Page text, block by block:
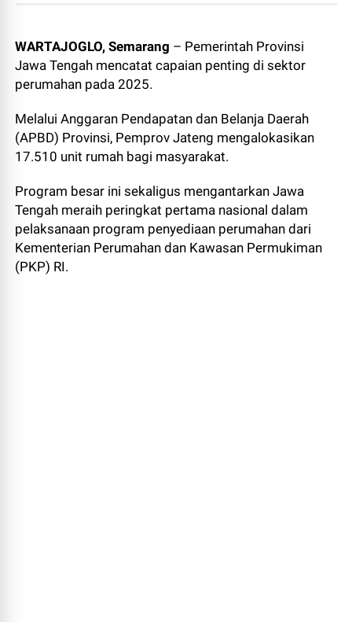
WARTAJOGLO, Semarang – Pemerintah Provinsi
Jawa Tengah mencatat capaian penting di sektor
perumahan pada 2025.
Melalui Anggaran Pendapatan dan Belanja Daerah
(APBD) Provinsi, Pemprov Jateng mengalokasikan
17.510 unit rumah bagi masyarakat.
Program besar ini sekaligus mengantarkan Jawa
Tengah meraih peringkat pertama nasional dalam
pelaksanaan program penyediaan perumahan dari
Kementerian Perumahan dan Kawasan Permukiman
(PKP) RI.